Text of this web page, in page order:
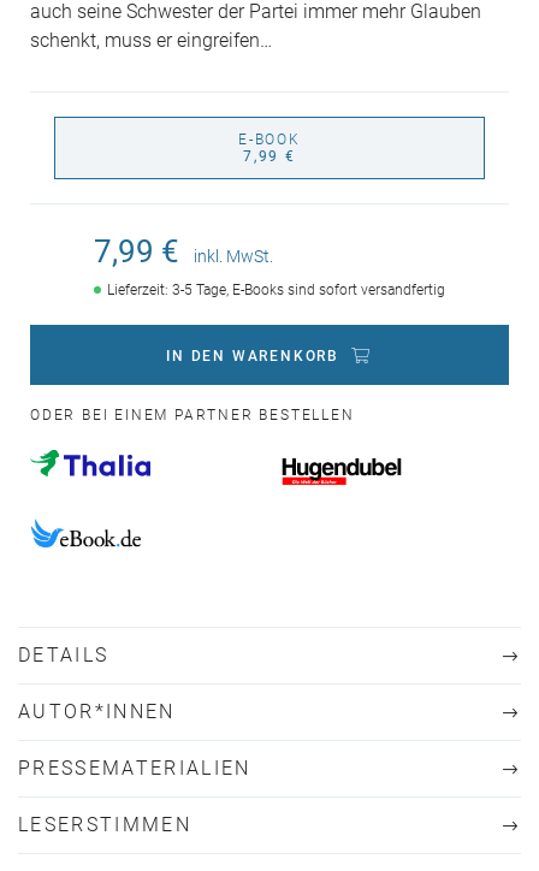
auch seine Schwester der Partei immer mehr Glauben
schenkt, muss er eingreifen…
E-BOOK
7,99 €
7,99 € inkl. MwSt.
Lieferzeit: 3-5 Tage, E-Books sind sofort versandfertig
IN DEN WARENKORB
ODER BEI EINEM PARTNER BESTELLEN
DETAILS
AUTOR*INNEN
PRESSEMATERIALIEN
LESERSTIMMEN